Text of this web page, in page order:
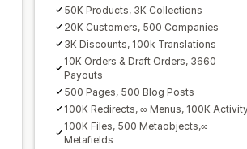
50K Products, 3K Collections
20K Customers, 500 Companies
3K Discounts, 100k Translations
10K Orders & Draft Orders, 3660
Payouts
500 Pages, 500 Blog Posts
100K Redirects, ∞ Menus, 100K
100K Files, 500 Metaobjects,∞
Metafields